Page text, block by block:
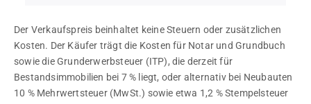
Der Verkaufspreis beinhaltet keine Steuern oder zusätzlichen
Kosten. Der Käufer trägt die Kosten für Notar und Grundbuch
sowie die Grunderwerbsteuer (ITP), die derzeit für
Bestandsimmobilien bei 7 % liegt, oder alternativ bei Neubauten
10 % Mehrwertsteuer (MwSt.) sowie etwa 1,2 % Stempelsteuer